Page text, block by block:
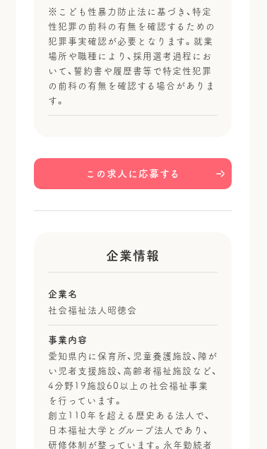
※こども性暴力防止法に基づき、特定
性犯罪の前科の有無を確認するための
犯罪事実確認が必要となります。就業
場所や職種により、採用選考過程にお
いて、誓約書や履歴書等で特定性犯罪
の前科の有無を確認する場合がありま
す。
この求人に応募する
企業情報
企業名
社会福祉法人昭徳会
事業内容
愛知県内に保育所、児童養護施設、障が
い児者支援施設、高齢者福祉施設など、
4分野19施設60以上の社会福祉事業
を行っています。
創立110年を超える歴史ある法人で、
日本福祉大学とグループ法人であり、
研修体制が整っています。永年勤続者